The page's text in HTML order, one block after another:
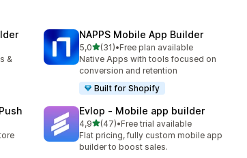
&
NAPPS Mobile App Builder
5,0z 5 hvězd
(31)
Celkový počet recenzí: 31
•Free plan available
Native Apps with tools focused on
conversion and retention
Built for Shopify
Evlop ‑ Mobile app builder
4,9z 5 hvězd
(47)
Celkový počet recenzí: 47
•Free trial available
Flat pricing, fully custom mobile app
builder to boost sales.